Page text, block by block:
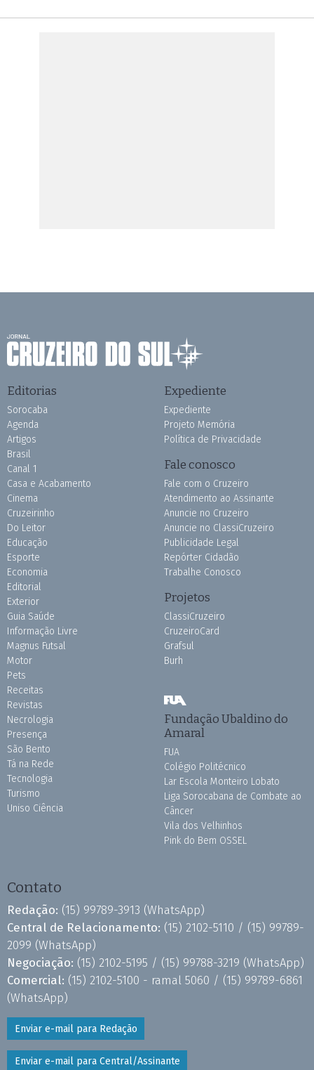
Editorias
Sorocaba
Agenda
Artigos
Brasil
Canal 1
Casa e Acabamento
Cinema
Cruzeirinho
Do Leitor
Educação
Esporte
Economia
Editorial
Exterior
Guia Saúde
Informação Livre
Magnus Futsal
Motor
Pets
Receitas
Revistas
Necrologia
Presença
São Bento
Tá na Rede
Tecnologia
Turismo
Uniso Ciência
Expediente
Expediente
Projeto Memória
Política de Privacidade
Fale conosco
Fale com o Cruzeiro
Atendimento ao Assinante
Anuncie no Cruzeiro
Anuncie no ClassiCruzeiro
Publicidade Legal
Repórter Cidadão
Trabalhe Conosco
Projetos
ClassiCruzeiro
CruzeiroCard
Grafsul
Burh
Fundação Ubaldino do
Amaral
FUA
Colégio Politécnico
Lar Escola Monteiro Lobato
Liga Sorocabana de Combate ao
Câncer
Vila dos Velhinhos
Pink do Bem OSSEL
Contato
Redação: (15) 99789-3913 (WhatsApp)
Central de Relacionamento: (15) 2102-5110 / (15) 99789-
2099 (WhatsApp)
Negociação: (15) 2102-5195 / (15) 99788-3219 (WhatsApp)
Comercial: (15) 2102-5100 - ramal 5060 / (15) 99789-6861
(WhatsApp)
Enviar e-mail para Redação
Enviar e-mail para Central/Assinante